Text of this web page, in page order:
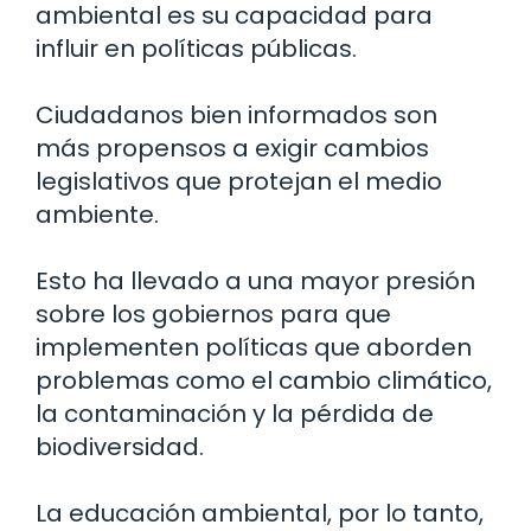
ambiental es su capacidad para
influir en políticas públicas.
Ciudadanos bien informados son
más propensos a exigir cambios
legislativos que protejan el medio
ambiente.
Esto ha llevado a una mayor presión
sobre los gobiernos para que
implementen políticas que aborden
problemas como el cambio climático,
la contaminación y la pérdida de
biodiversidad.
La educación ambiental, por lo tanto,